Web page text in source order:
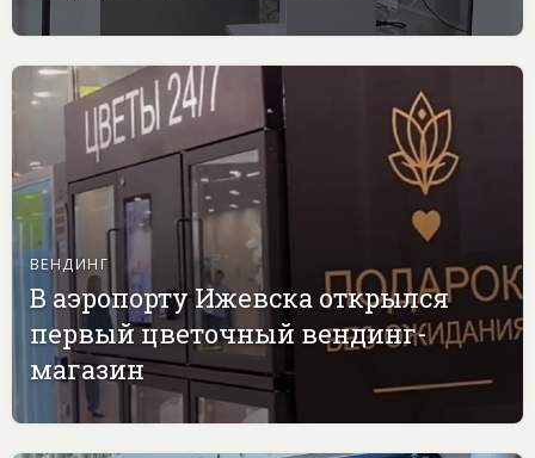
ВЕНДИНГ
В аэропорту Ижевска открылся
первый цветочный вендинг-
магазин